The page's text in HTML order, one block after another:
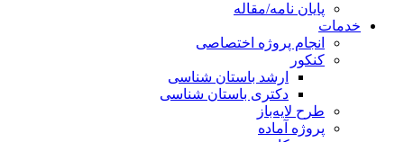
پایان نامه/مقاله
خدمات
انجام پروژه اختصاصی
کنکور
ارشد باستان شناسی
دکتری باستان شناسی
طرح لایه‌باز
پروژه آماده